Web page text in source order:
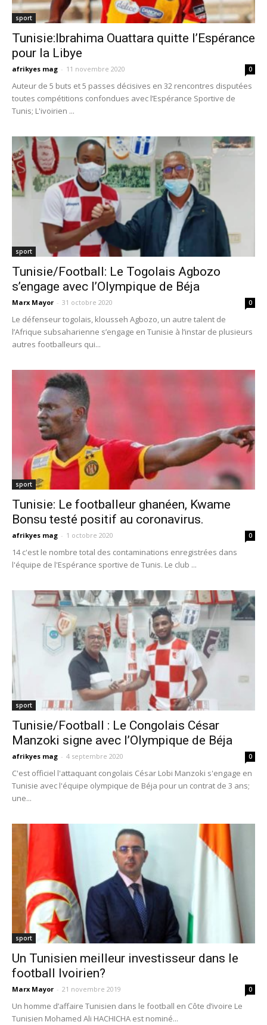
sport
Tunisie:Ibrahima Ouattara quitte l’Espérance
pour la Libye
afrikyes mag - 11 novembre 2020 0
Auteur de 5 buts et 5 passes décisives en 32 rencontres disputées
toutes compétitions confondues avec l’Espérance Sportive de
Tunis; L'ivoirien ...
sport
Tunisie/Football: Le Togolais Agbozo
s’engage avec l’Olympique de Béja
Marx Mayor - 31 octobre 2020 0
Le défenseur togolais, klousseh Agbozo, un autre talent de
l’Afrique subsaharienne s’engage en Tunisie à l’instar de plusieurs
autres footballeurs qui...
sport
Tunisie: Le footballeur ghanéen, Kwame
Bonsu testé positif au coronavirus.
afrikyes mag - 1 octobre 2020 0
14 c'est le nombre total des contaminations enregistrées dans
l'équipe de l'Espérance sportive de Tunis. Le club ...
sport
Tunisie/Football : Le Congolais César
Manzoki signe avec l’Olympique de Béja
afrikyes mag - 4 septembre 2020 0
C'est officiel l'attaquant congolais César Lobi Manzoki s'engage en
Tunisie avec l'équipe olympique de Béja pour un contrat de 3 ans;
une...
sport
Un Tunisien meilleur investisseur dans le
football Ivoirien?
Marx Mayor - 21 novembre 2019 0
Un homme d’affaire Tunisien dans le football en Côte d’ivoire Le
Tunisien Mohamed Ali HACHICHA est nominé...